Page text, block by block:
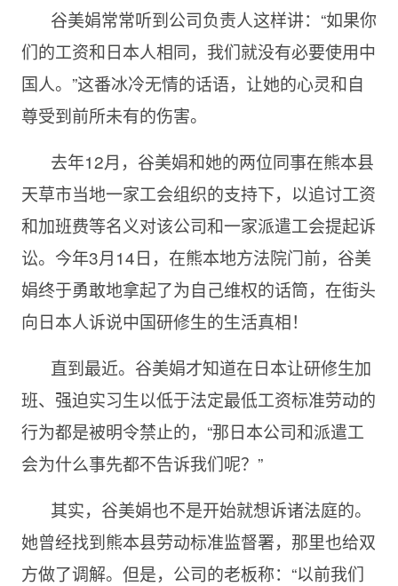
谷美娟常常听到公司负责人这样讲：“如果你
们的工资和日本人相同，我们就没有必要使用中
国人。”这番冰冷无情的话语，让她的心灵和自
尊受到前所未有的伤害。
去年12月，谷美娟和她的两位同事在熊本县
天草市当地一家工会组织的支持下，以追讨工资
和加班费等名义对该公司和一家派遣工会提起诉
讼。今年3月14日，在熊本地方法院门前，谷美
娟终于勇敢地拿起了为自己维权的话筒，在街头
向日本人诉说中国研修生的生活真相！
直到最近。谷美娟才知道在日本让研修生加
班、强迫实习生以低于法定最低工资标准劳动的
行为都是被明令禁止的，“那日本公司和派遣工
会为什么事先都不告诉我们呢？”
其实，谷美娟也不是开始就想诉诸法庭的。
她曾经找到熊本县劳动标准监督署，那里也给双
方做了调解。但是，公司的老板称：“以前我们